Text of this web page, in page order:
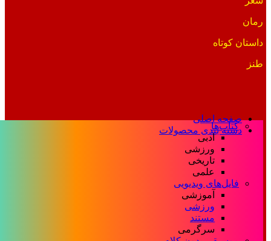
رمان
داستان کوتاه
طنز
صفحه اصلی
دسته بندی محصولات
کتاب‌ها
ادبی
ورزشی
تاریخی
علمی
فایل‌های ویدیویی
آموزشی
ورزشی
مستند
سرگرمی